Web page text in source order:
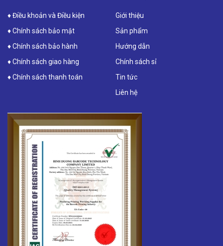
♦ Điều khoản và Điều kiện
♦ Chính sách bảo mật
♦ Chính sách bảo hành
♦ Chính sách giao hàng
♦ Chính sách thanh toán
Giới thiệu
Sản phẩm
Hướng dẫn
Chính sách sỉ
Tin tức
Liên hệ